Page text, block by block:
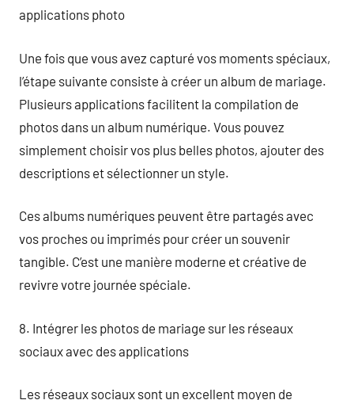
applications photo
Une fois que vous avez capturé vos moments spéciaux,
l’étape suivante consiste à créer un album de mariage.
Plusieurs applications facilitent la compilation de
photos dans un album numérique. Vous pouvez
simplement choisir vos plus belles photos, ajouter des
descriptions et sélectionner un style.
Ces albums numériques peuvent être partagés avec
vos proches ou imprimés pour créer un souvenir
tangible. C’est une manière moderne et créative de
revivre votre journée spéciale.
8. Intégrer les photos de mariage sur les réseaux
sociaux avec des applications
Les réseaux sociaux sont un excellent moyen de